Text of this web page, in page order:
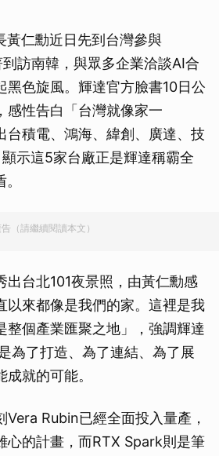
黃仁勳近日先到台灣參與
訪南韓，與眾多企業洽談AI合
黑色旋風。輝達官方臉書10日公
感性告白「台灣就像家一
台積電、鴻海、緯創、廣達、技
示這5家台廠正是輝達稱霸全
（請繼續閱讀本文）
出台北101夜景照，由黃仁勳感
以來都像是我們的家。這裡是我
整個產業匯聚之地」，強調輝達
為了打造、為了連結、為了展
就的可能。
Vera Rubin已經全面投入量產，
心的計畫，而RTX Spark則是筆